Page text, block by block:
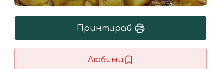
Принтирай
Любими